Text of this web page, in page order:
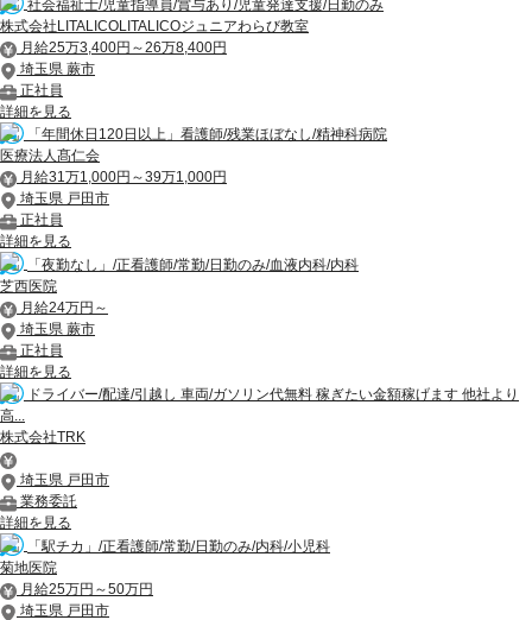
社会福祉士/児童指導員/賞与あり/児童発達支援/日勤のみ
株式会社LITALICOLITALICOジュニアわらび教室
月給25万3,400円～26万8,400円
埼玉県 蕨市
正社員
詳細を見る
「年間休日120日以上」看護師/残業ほぼなし/精神科病院
医療法人髙仁会
月給31万1,000円～39万1,000円
埼玉県 戸田市
正社員
詳細を見る
「夜勤なし」/正看護師/常勤/日勤のみ/血液内科/内科
芝西医院
月給24万円～
埼玉県 蕨市
正社員
詳細を見る
ドライバー/配達/引越し 車両/ガソリン代無料 稼ぎたい金額稼げます 他社より
高...
株式会社TRK
埼玉県 戸田市
業務委託
詳細を見る
「駅チカ」/正看護師/常勤/日勤のみ/内科/小児科
菊地医院
月給25万円～50万円
埼玉県 戸田市